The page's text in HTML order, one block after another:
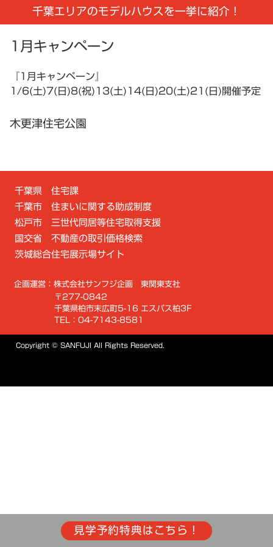
千葉エリアのモデルハウスを一挙に紹介！
1月キャンペーン
『1月キャンペーン』
1/6(土)7(日)8(祝)13(土)14(日)20(土)21(日)開催予定
木更津住宅公園
千葉県 住宅課
千葉市 住まいに関する助成制度
松戸市 三世代同居等住宅取得支援
国交省 不動産の取引価格検索
茨城総合住宅展示場サイト
企画運営：株式会社サンフジ企画 東関東支社
〒277-0842
千葉県柏市末広町5-16 エスパス柏3F
TEL：04-7143-8581
Copyright © SANFUJI All Rights Reserved.